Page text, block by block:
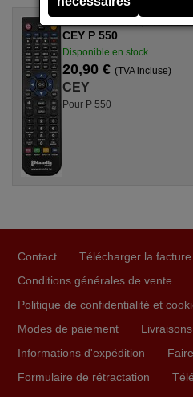
Télécommande équivalente
CEY P 550
Disponible en stock
20,90 € (TVA incluse)
CEY
Pour P 550
Contact Télécharger la facture
Conditions générales de vente
Politique de confidentialité et
Modes de paiement
Livraisons
Informations d'expédition
Formulaire de rétractation